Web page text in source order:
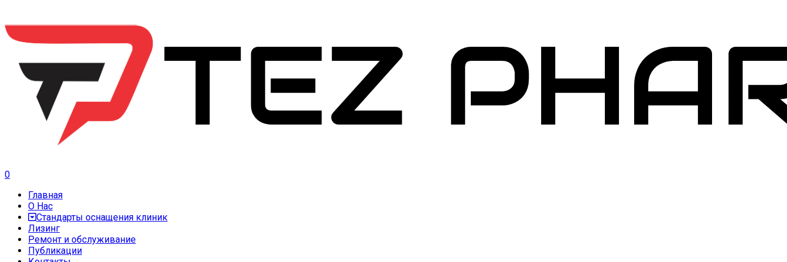
0
Главная
О Нас
Стандарты оснащения клиник
Лизинг
Ремонт и обслуживание
Публикации